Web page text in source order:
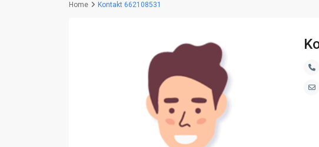
Home Kontakt 662108531